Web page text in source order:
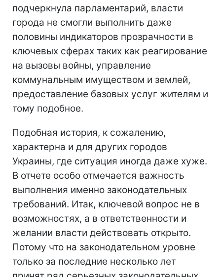
подчеркнула парламентарий, власти
города не смогли выполнить даже
половины индикаторов прозрачности в
ключевых сферах таких как реагирование
на вызовы войны, управление
коммунальным имуществом и землей,
предоставление базовых услуг жителям и
тому подобное.
Подобная история, к сожалению,
характерна и для других городов
Украины, где ситуация иногда даже хуже.
В отчете особо отмечается важность
выполнения именно законодательных
требований. Итак, ключевой вопрос не в
возможностях, а в ответственности и
желании власти действовать открыто.
Потому что на законодательном уровне
только за последние несколько лет